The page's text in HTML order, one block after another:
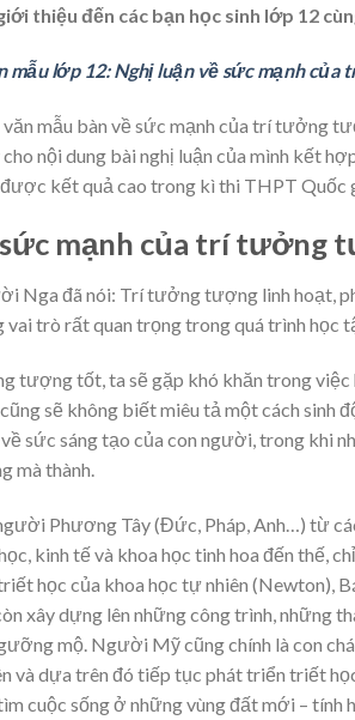
thiệu đến các bạn học sinh lớp 12
mẫu lớp 12: Nghị luận về sức mạnh
mẫu bàn về sức mạnh của trí tưởng
nội dung bài nghị luận của mình kết
kết quả cao trong kì thi THPT Quốc
mạnh của trí tưởng
Nga đã nói: Trí tưởng tượng linh hoạt,
trò rất quan trọng trong quá trình học
tượng tốt, ta sẽ gặp khó khăn trong việc
sẽ không biết miêu tả một cách
sức sáng tạo của con người, trong khi
mà thành.
Phương Tây (Đức, Pháp, Anh…) từ
kinh tế và khoa học tinh hoa đến thế,
học của khoa học tự nhiên (Newton),
xây dựng lên những công trình, những
mộ. Người Mỹ cũng chính là con
và dựa trên đó tiếp tục phát triển triết
cuộc sống ở những vùng đất mới – tính